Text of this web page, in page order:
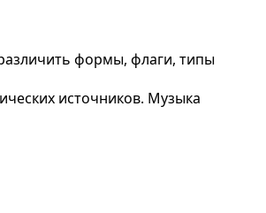
формы, флаги, типы
источников. Музыка